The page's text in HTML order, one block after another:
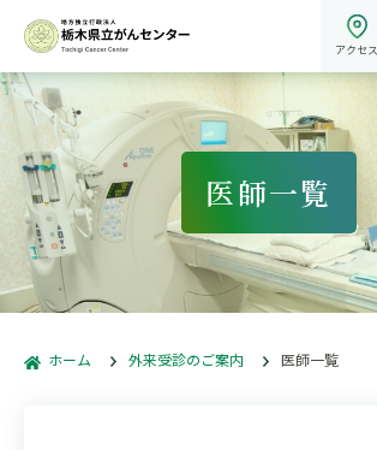
アクセス
医師一覧
ホーム 外来受診のご案内 医師一覧